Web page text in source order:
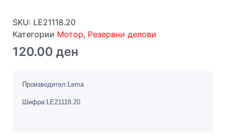
SKU: LE21118.20
Категории Мотор, Резервни делови
120.00 ден
Производител:Lema
Шифра:LE21118.20